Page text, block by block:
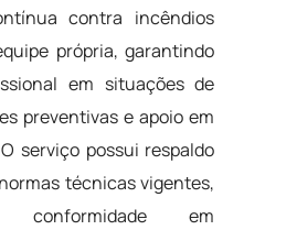
contra incêndios
própria, garantindo
em situações de
preventivas e apoio em
serviço possui respaldo
técnicas vigentes,
conformidade em